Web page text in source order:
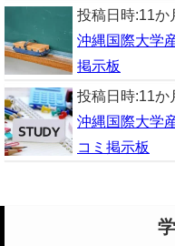
投稿日時:11か
沖縄国際大学
掲示板
投稿日時:11か
沖縄国際大学
コミ掲示板